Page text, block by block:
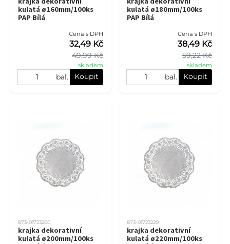
kulatá ø160mm/100ks
PAP Bílá
Cena s DPH
49,99 Kč
32,49 Kč
skladem
bal. Koupit
kulatá ø180mm/100ks
PAP Bílá
Cena s DPH
59,22 Kč
38,49 Kč
skladem
bal. Koupit
873-01723200
krajka dekorativní
kulatá ø200mm/100ks
873-01723220
krajka dekorativní
kulatá ø220mm/100ks